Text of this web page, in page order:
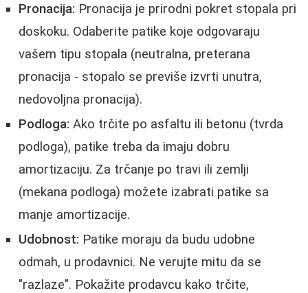
Pronacija: Pronacija je prirodni pokret stopala pri
doskoku. Odaberite patike koje odgovaraju
vašem tipu stopala (neutralna, preterana
pronacija - stopalo se previše izvrti unutra,
nedovoljna pronacija).
Podloga: Ako trčite po asfaltu ili betonu (tvrda
podloga), patike treba da imaju dobru
amortizaciju. Za trčanje po travi ili zemlji
(mekana podloga) možete izabrati patike sa
manje amortizacije.
Udobnost: Patike moraju da budu udobne
odmah, u prodavnici. Ne verujte mitu da se
"razlaze". Pokažite prodavcu kako trčite,